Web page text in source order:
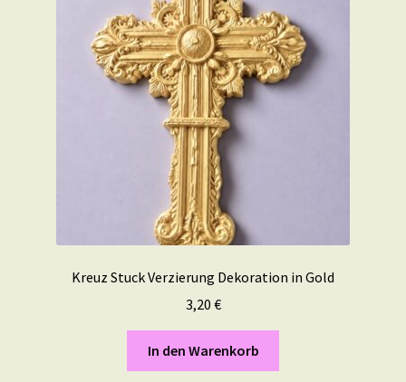
Kreuz Stuck Verzierung Dekoration in Gold
3,20 €
In den Warenkorb